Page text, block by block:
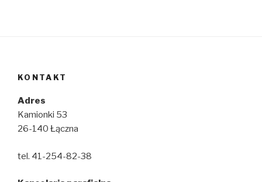
KONTAKT
Adres
Kamionki 53
26-140 Łączna
tel. 41-254-82-38